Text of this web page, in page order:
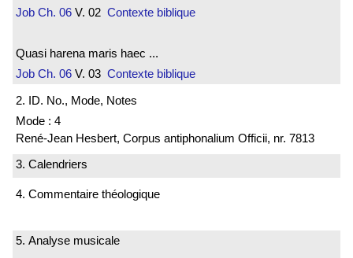
Job Ch. 06 V. 02 Contexte biblique
Quasi harena maris haec ...
Job Ch. 06 V. 03 Contexte biblique
2. ID. No., Mode, Notes
Mode : 4
René-Jean Hesbert, Corpus antiphonalium Officii, nr. 7813
3. Calendriers
4. Commentaire théologique
5. Analyse musicale